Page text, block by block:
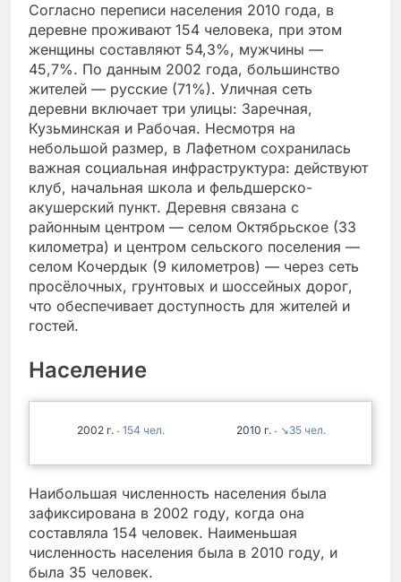
Согласно переписи населения 2010 года, в
деревне проживают 154 человека, при этом
женщины составляют 54,3%, мужчины —
45,7%. По данным 2002 года, большинство
жителей — русские (71%). Уличная сеть
деревни включает три улицы: Заречная,
Кузьминская и Рабочая. Несмотря на
небольшой размер, в Лафетном сохранилась
важная социальная инфраструктура: действуют
клуб, начальная школа и фельдшерско-
акушерский пункт. Деревня связана с
районным центром — селом Октябрьское (33
километра) и центром сельского поселения —
селом Кочердык (9 километров) — через сеть
просёлочных, грунтовых и шоссейных дорог,
что обеспечивает доступность для жителей и
гостей.
Население
2002 - 154 2010 - ↘35
Наибольшая численность населения была
зафиксирована в 2002 году, когда она
составляла 154 человек. Наименьшая
численность населения была в 2010 году, и
была 35 человек.